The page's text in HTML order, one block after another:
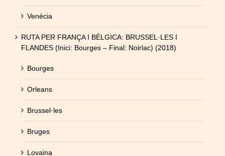
Venècia
RUTA PER FRANÇA I BÈLGICA: BRUSSEL·LES I
FLANDES (Inici: Bourges – Final: Noirlac) (2018)
Bourges
Orleans
Brussel·les
Bruges
Lovaina